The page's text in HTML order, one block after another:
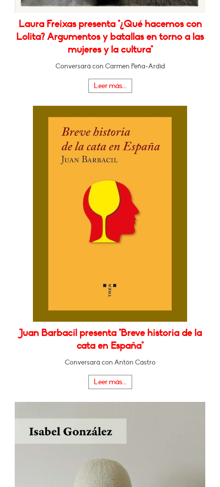
Laura Freixas presenta "¿Qué hacemos con
Lolita? Argumentos y batallas en torno a las
mujeres y la cultura"
Conversará con Carmen Peña-Ardid
Leer más...
Juan Barbacil presenta "Breve historia de la
cata en España"
Conversará con Antón Castro
Leer más...